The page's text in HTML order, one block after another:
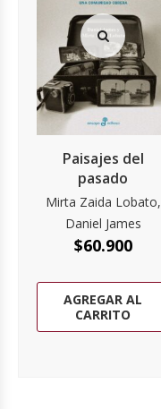
Paisajes del
pasado
Mirta Zaida Lobato,
Daniel James
$60.900
AGREGAR AL
CARRITO